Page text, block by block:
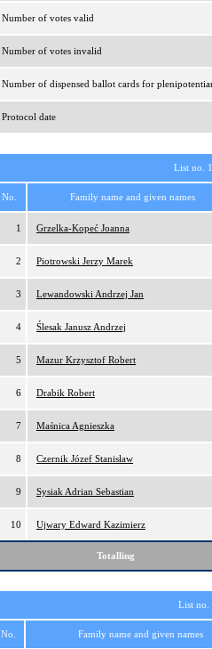
Number of votes valid
Number of votes invalid
Number of dispensed ballot cards for
Protocol date
List no.
No. Family name and given names
1 Grzelka-Kopeć Joanna
2 Piotrowski Jerzy Marek
3 Lewandowski Andrzej Jan
4 Ślesak Janusz Andrzej
5 Mazur Krzysztof Robert
6 Drabik Robert
7 Maśnica Agnieszka
8 Czernik Józef Stanisław
9 Sysiak Adrian Sebastian
10 Ujwary Edward Kazimierz
Totalling
List
No. Family name and given names